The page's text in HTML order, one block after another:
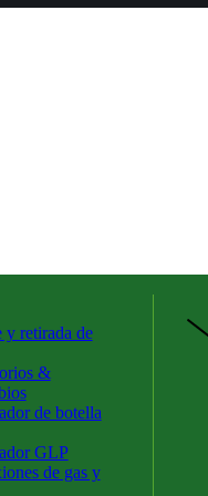
y retirada de
&
de botella
GLP
de gas y